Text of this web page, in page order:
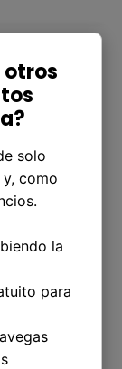
vidas
ser
sino
Así
lo
es,
Jesucristo
en sus
otros
solo
como
la
para